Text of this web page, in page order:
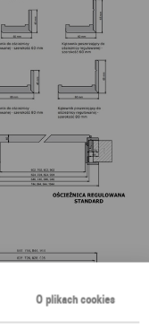
O plikach cookies